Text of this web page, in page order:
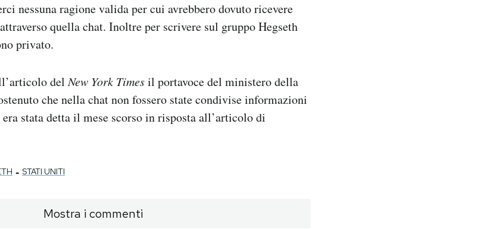
nessuna ragione valida per cui avrebbero dovuto ricevere
quella chat. Inoltre per scrivere sul gruppo Hegseth
privato.
delNew York Timesil portavoce del ministero della
che nella chat non fossero state condivise informazioni
era stata detta il mese scorso in risposta all’articolo di
- STATI UNITI
Mostra i commenti